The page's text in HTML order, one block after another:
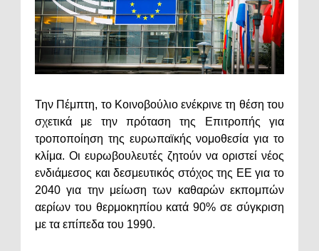
Την Πέμπτη, το Κοινοβούλιο ενέκρινε τη θέση του
σχετικά με την πρόταση της Επιτροπής για
τροποποίηση της ευρωπαϊκής νομοθεσία για το
κλίμα. Οι ευρωβουλευτές ζητούν να οριστεί νέος
ενδιάμεσος και δεσμευτικός στόχος της ΕΕ για το
2040 για την μείωση των καθαρών εκπομπών
αερίων του θερμοκηπίου κατά 90% σε σύγκριση
με τα επίπεδα του 1990.